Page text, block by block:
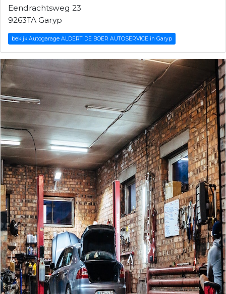
Eendrachtsweg 23
9263TA Garyp
bekijk Autogarage ALDERT DE BOER AUTOSERVICE in Garyp